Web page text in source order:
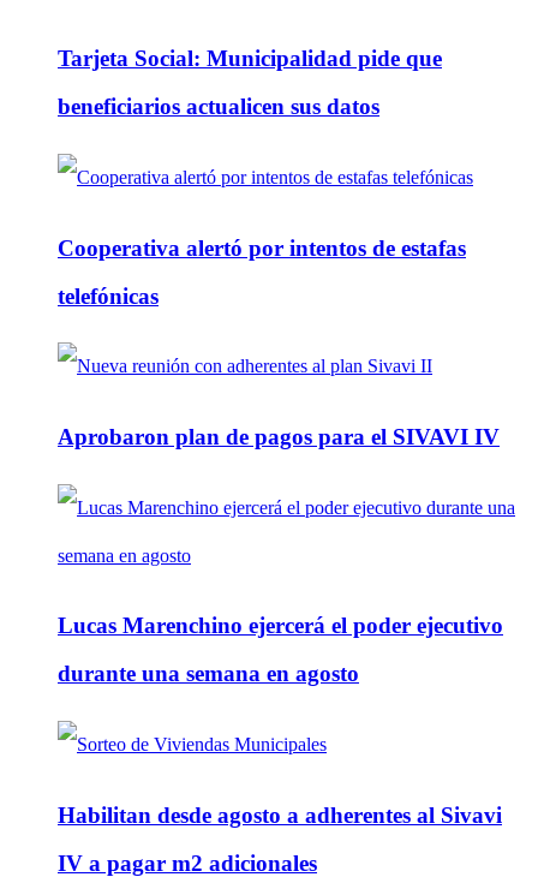
Tarjeta Social: Municipalidad pide que
beneficiarios actualicen sus datos
Cooperativa alertó por intentos de estafas
telefónicas
Aprobaron plan de pagos para el SIVAVI IV
Lucas Marenchino ejercerá el poder ejecutivo
durante una semana en agosto
Habilitan desde agosto a adherentes al Sivavi
IV a pagar m2 adicionales